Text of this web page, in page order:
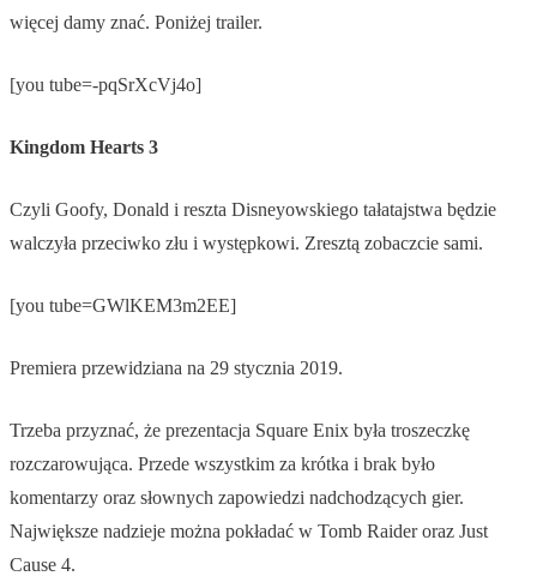
więcej damy znać. Poniżej trailer.
[you tube=-pqSrXcVj4o]
Kingdom Hearts 3
Czyli Goofy, Donald i reszta Disneyowskiego tałatajstwa będzie
walczyła przeciwko złu i występkowi. Zresztą zobaczcie sami.
[you tube=GWlKEM3m2EE]
Premiera przewidziana na 29 stycznia 2019.
Trzeba przyznać, że prezentacja Square Enix była troszeczkę
rozczarowująca. Przede wszystkim za krótka i brak było
komentarzy oraz słownych zapowiedzi nadchodzących gier.
Największe nadzieje można pokładać w Tomb Raider oraz Just
Cause 4.